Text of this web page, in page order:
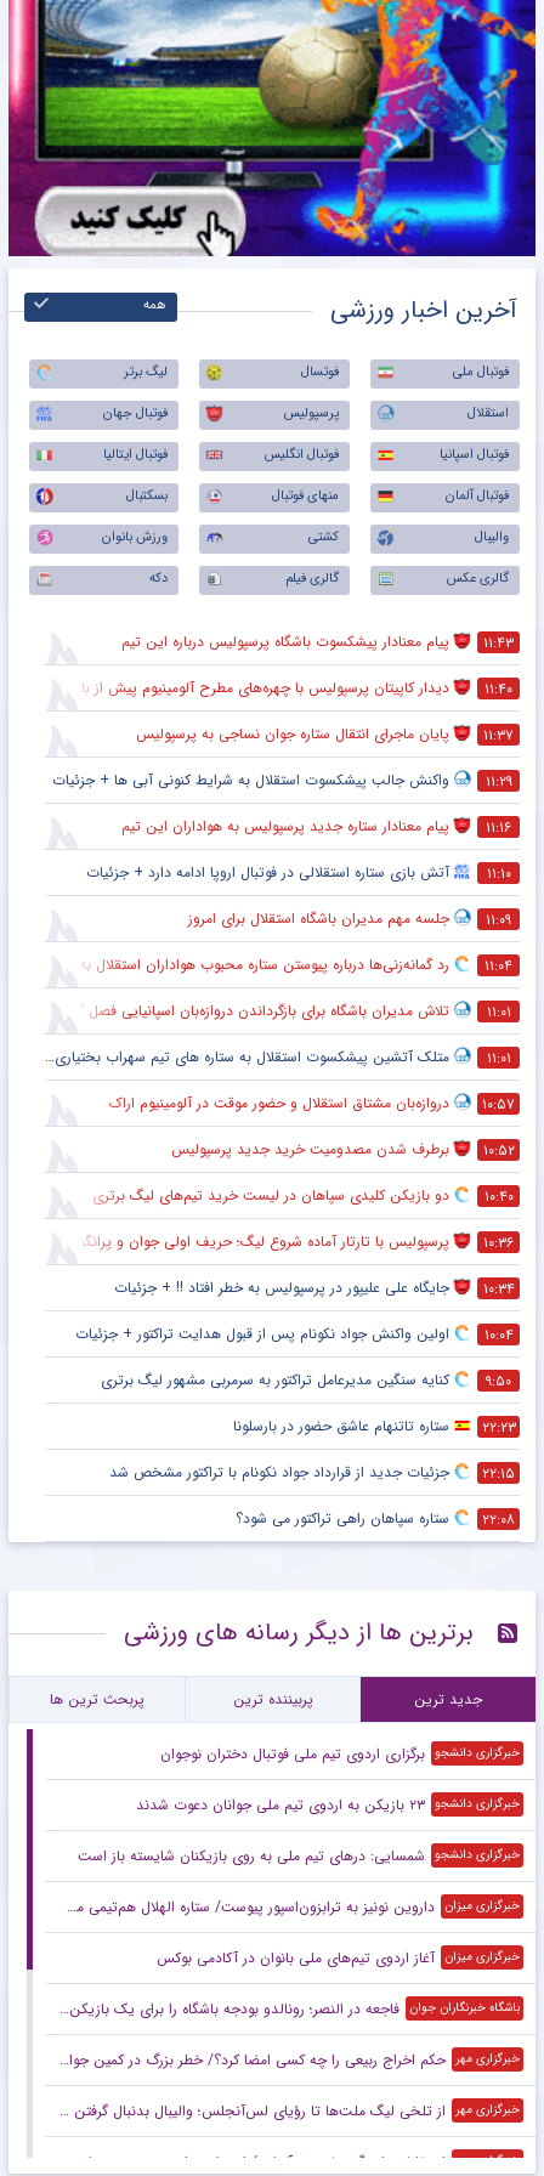
آخرین اخبار ورزشی همه
فوتبال ملی فوتسال
لیگ برتر
استقلال
پرسپولیس
فوتبال جهان
فوتبال اسپانیا
فوتبال انگلیس
فوتبال ایتالیا
فوتبال آلمان
منهای فوتبال
بسکتبال
والیبال
کشتی
ورزش بانوان
گالری عکس
گالری فیلم دکه
۱۱:۴۳ پیام معنادار پیشکسوت باشگاه پرسپولیس درباره این تیم
۱۱:۴۰ دیدار کاپیتان پرسپولیس با چهره‌های مطرح آلومینیوم پیش از بازی
۱۱:۳۷ پایان ماجرای انتقال ستاره جوان نساجی به پرسپولیس
۱۱:۲۹ واکنش جالب پیشکسوت استقلال به شرایط کنونی آبی ها + جزئیات
۱۱:۱۶ پیام معنادار ستاره جدید پرسپولیس به هواداران این تیم
۱۱:۱۰ آتش بازی ستاره استقلالی در فوتبال اروپا ادامه دارد + جزئیات
۱۱:۰۹ جلسه مهم مدیران باشگاه استقلال برای امروز
۱۱:۰۴ رد گمانه‌زنی‌ها درباره پیوستن ستاره محبوب هواداران استقلال به تراکتور
۱۱:۰۱ تلاش مدیران باشگاه برای بازگرداندن دروازه‌بان اسپانیایی فصل گذشته به استقلال
۱۱:۰۱ متلک آتشین پیشکسوت استقلال به ستاره های تیم سهراب بختیاری زاده
۱۰:۵۷ دروازه‌بان مشتاق استقلال و حضور موقت در آلومینیوم اراک
۱۰:۵۲ برطرف شدن مصدومیت خرید جدید پرسپولیس
۱۰:۴۰ دو بازیکن کلیدی سپاهان در لیست خرید تیم‌های لیگ برتری
۱۰:۳۶ پرسپولیس با تارتار آماده شروع لیگ؛ حریف اولی جوان و پرانگیزه
۱۰:۳۴ جایگاه علی علیپور در پرسپولیس به خطر افتاد !! + جزئیات
۱۰:۰۴ اولین واکنش جواد نکونام پس از قبول هدایت تراکتور + جزئیات
۹:۵۰ کنایه سنگین مدیرعامل تراکتور به سرمربی مشهور لیگ برتری
۲۲:۲۳ ستاره تاتنهام عاشق حضور در بارسلونا
۲۲:۱۵ جزئیات جدید از قرارداد جواد نکونام با تراکتور مشخص شد
۲۲:۰۸ ستاره سپاهان راهی تراکتور می شود؟
برترین ها از دیگر رسانه های ورزشی
جدید ترین پربیننده ترین پربحث ترین ها
خبرگزاری دانشجو برگزاری اردوی تیم ملی فوتبال دختران نوجوان
خبرگزاری دانشجو ۲۳ بازیکن به اردوی تیم ملی جوانان دعوت شدند
خبرگزاری دانشجو شمسایی: در‌های تیم ملی به روی بازیکنان شایسته باز است
خبرگزاری میزان داروین نونیز به ترابزون‌اسپور پیوست/ ستاره الهلال هم‌تیمی محمد صلاح شد
خبرگزاری میزان آغاز اردوی تیم‌های ملی بانوان در آکادمی بوکس
باشگاه خبرنگاران جوان فاجعه در النصر؛ رونالدو بودجه باشگاه را برای یک بازیکن خرج کرد!
خبرگزاری مهر حکم اخراج ربیعی را چه کسی امضا کرد؟/ خطر بزرگ در کمین جواد نکونام است!
خبرگزاری مهر از تلخی لیگ ملت‌ها تا رؤیای لس‌آنجلس؛ والیبال بدنبال گرفتن بلیت المپیک
خبرگزاری مهر استقلالی‌ها پیگیر وضعیت آسانی/ استعلام برای صدور مجوز بازی